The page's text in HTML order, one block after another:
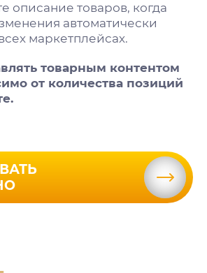
описание товаров, когда
автоматически
маркетплейсах.
товарным контентом
от количества позиций